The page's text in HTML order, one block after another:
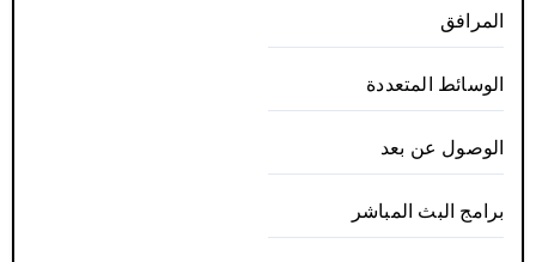
المرافق
الوسائط المتعددة
الوصول عن بعد
برامج البث المباشر